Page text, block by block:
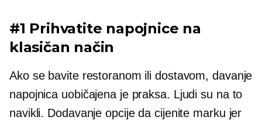
#1 Prihvatite napojnice na
klasičan način
Ako se bavite restoranom ili dostavom, davanje
napojnica uobičajena je praksa. Ljudi su na to
navikli. Dodavanje opcije da cijenite marku jer